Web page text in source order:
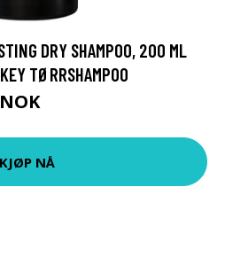
DRY SHAMPOO, 200 ML
TØRRSHAMPOO
KJØP NÅ